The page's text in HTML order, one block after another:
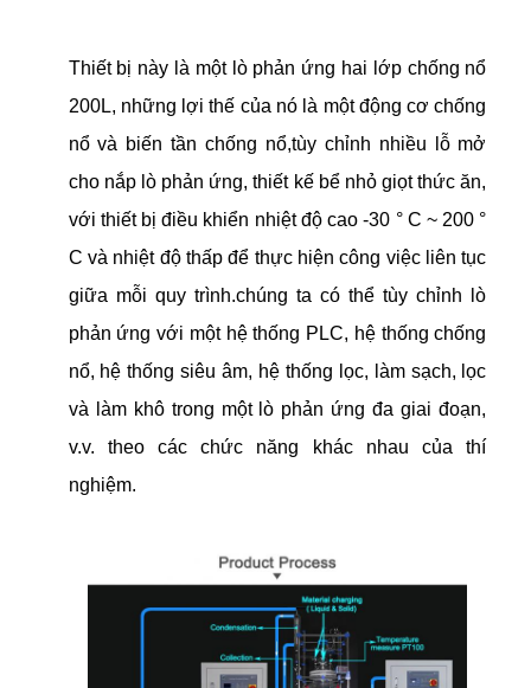
Thiết bị này là một lò phản ứng hai lớp chống nổ
200L, những lợi thế của nó là một động cơ chống
nổ và biến tần chống nổ,tùy chỉnh nhiều lỗ mở
cho nắp lò phản ứng, thiết kế bể nhỏ giọt thức ăn,
với thiết bị điều khiển nhiệt độ cao -30 ° C ~ 200 °
C và nhiệt độ thấp để thực hiện công việc liên tục
giữa mỗi quy trình.chúng ta có thể tùy chỉnh lò
phản ứng với một hệ thống PLC, hệ thống chống
nổ, hệ thống siêu âm, hệ thống lọc, làm sạch, lọc
và làm khô trong một lò phản ứng đa giai đoạn,
v.v. theo các chức năng khác nhau của thí
nghiệm.